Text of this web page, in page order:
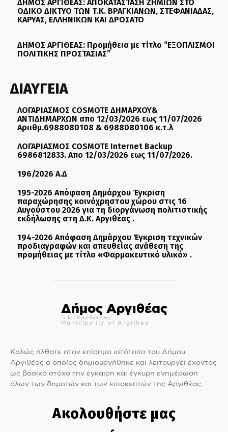
ΔΗΜΟΣ ΑΡΓΙΘΕΑΣ: ΑΠΟΚΑΤΑΣΤΑΣΗ ΖΗΜΙΩΝ ΣΤΟ
ΟΔΙΚΟ ΔΙΚΤΥΟ ΤΩΝ Τ.Κ. ΒΡΑΓΚΙΑΝΩΝ, ΣΤΕΦΑΝΙΑΔΑΣ,
ΚΑΡΥΑΣ, ΕΛΛΗΝΙΚΩΝ ΚΑΙ ΔΡΟΣΑΤΟ
ΔΗΜΟΣ ΑΡΓΙΘΕΑΣ: Προμήθεια με τίτλο “ΕΞΟΠΛΙΣΜΟΙ
ΠΟΛΙΤΙΚΗΣ ΠΡΟΣΤΑΣΙΑΣ”
ΔΙΑΥΓΕΙΑ
ΛΟΓΑΡΙΑΣΜΟΣ COSMOTE ΔΗΜΑΡΧΟΥ&
ΑΝΤΙΔΗΜΑΡΧΩΝ απο 12/03/2026 εως 11/07/2026
Αριιθμ.6988080108 & 6988080106 κ.τ.λ
ΛΟΓΑΡΙΑΣΜΟΣ COSMOTE Internet Backup
6986812833. Απο 12/03/2026 εως 11/07/2026.
196/2026 Α.Δ
195-2026 Απόφαση Δημάρχου Έγκριση
παραχώρησης κοινόχρηστου χώρου στις 16
Αυγούστου 2026 για τη διοργάνωση πολιτιστικής
εκδήλωσης στη Δ.Κ. Αργιθέας .
194-2026 Απόφαση Δημάρχου Έγκριση τεχνικών
προδιαγραφών και απευθείας ανάθεση της
προμήθειας με τίτλο «Φαρμακευτικό υλικό» .
Δήμος Αργιθέας
Π.Ε. Καρδίτσας
Municipality of Argithea
Καλώς ήλθατε στον επίσημο ιστότοπο του Δήμου
Αργιθέας ο οποίος δημιουργήθηκε και λειτουργεί έχοντας
ως βασικό στόχο την έγκαιρη και έγκυρη ενημέρωση
όλων των δημοτών και των επισκεπτών της Αργιθέας.
Ακολουθήστε μας